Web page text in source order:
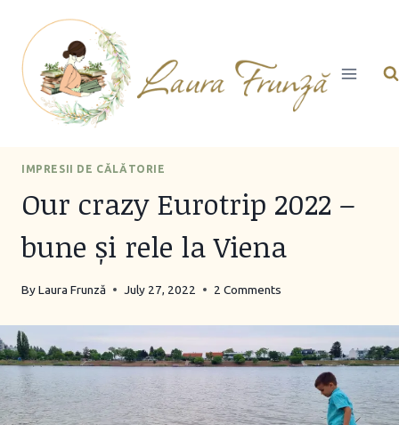
content
IMPRESII DE CĂLĂTORIE
Our crazy Eurotrip 2022 –
bune și rele la Viena
ByLaura Frunză July 27, 2022 2 Comments